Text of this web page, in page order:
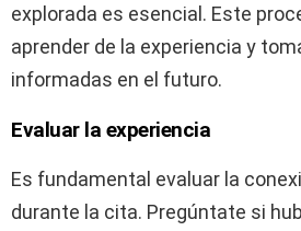
explorada es esencial. Este
aprender de la experiencia y
informadas en el futuro.
Evaluar la experiencia
Es fundamental evaluar la
durante la cita. Pregúntate si